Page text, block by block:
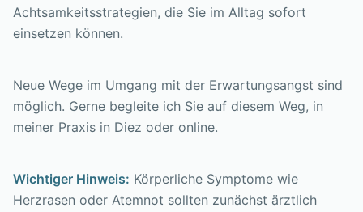
Achtsamkeitsstrategien, die Sie im Alltag sofort
einsetzen können.
Neue Wege im Umgang mit der Erwartungsangst sind
möglich. Gerne begleite ich Sie auf diesem Weg, in
meiner Praxis in Diez oder online.
Wichtiger Hinweis: Körperliche Symptome wie
Herzrasen oder Atemnot sollten zunächst ärztlich